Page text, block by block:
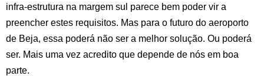
infra-estrutura na margem sul parece bem poder vir a
preencher estes requisitos. Mas para o futuro do aeroporto
de Beja, essa poderá não ser a melhor solução. Ou poderá
ser. Mais uma vez acredito que depende de nós em boa
parte.